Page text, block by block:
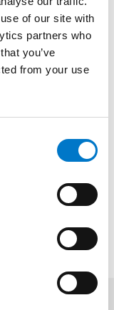
of our site with
partners who
you’ve
from your use